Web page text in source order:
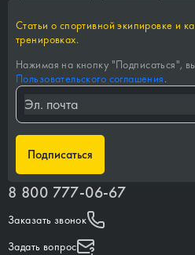
Статьи о спортивной экипировке и
тренировках.
Нажимая на кнопку "Подписаться",
Пользовательского соглашения.
Подписаться
8 800 777-06-67
Заказать звонок
Задать вопрос